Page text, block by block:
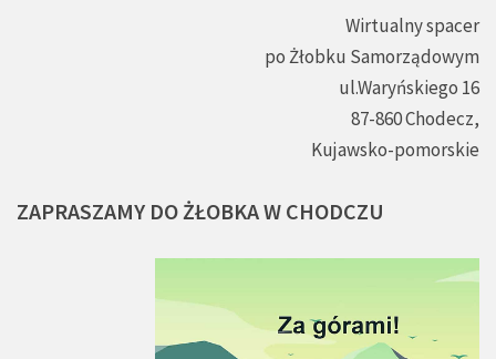
Wirtualny spacer
po Żłobku Samorządowym
ul.Waryńskiego 16
87-860 Chodecz,
Kujawsko-pomorskie
ZAPRASZAMY DO ŻŁOBKAW CHODCZU